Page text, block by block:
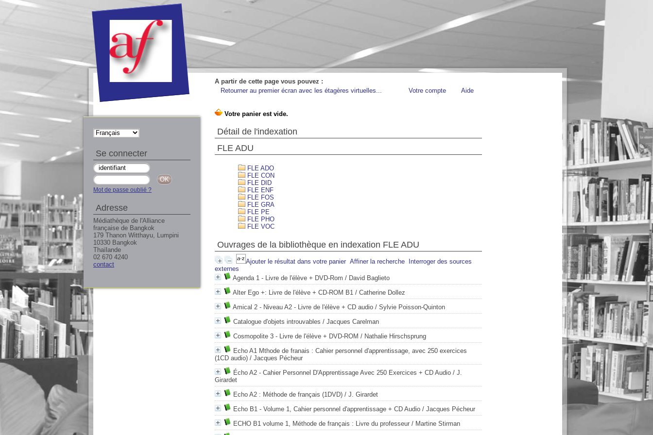
A partir de cette page vous pouvez :
Retourner au premier écran avec les étagères virtuelles...
Votre compte Aide
Détail de l'indexation
FLE ADU
FLE ADO
FLE CON
FLE DID
FLE ENF
FLE FOS
FLE GRA
FLE PE
FLE PHO
FLE VOC
Ouvrages de la bibliothèque en indexation FLE ADU
Ajouter le résultat dans votre panier Affiner la recherche
Interroger des sources
externes
Agenda 1 - Livre de l'élève + DVD-Rom / David Baglieto
Alter Ego +: Livre de l'élève + CD-ROM B1 / Catherine Dollez
Amical 2 - Niveau A2 - Livre de l'élève + CD audio / Sylvie Poisson-Quinton
Catalogue d'objets introuvables / Jacques Carelman
Cosmopolite 3 - Livre de l'élève + DVD-ROM / Nathalie Hirschsprung
Echo A1 Mthode de franais : Cahier personnel d'apprentissage, avec 250 exercices
(1CD audio) / Jacques Pécheur
Écho A2 - Cahier Personnel D'Apprentissage Avec 250 Exercices + CD Audio / J.
Girardet
Echo A2 : Méthode de français (1DVD) / J. Girardet
Echo B1 - Volume 1, Cahier personnel d'apprentissage + CD Audio / Jacques Pécheur
ECHO B1 volume 1, Méthode de français : Livre du professeur / Martine Stirman
Se connecter
Mot de passe oublié ?
Adresse
Médiathèque de l'Alliance
française de Bangkok
179 Thanon Witthayu, Lumpini
10330 Bangkok
Thaïlande
02 670 4240
contact